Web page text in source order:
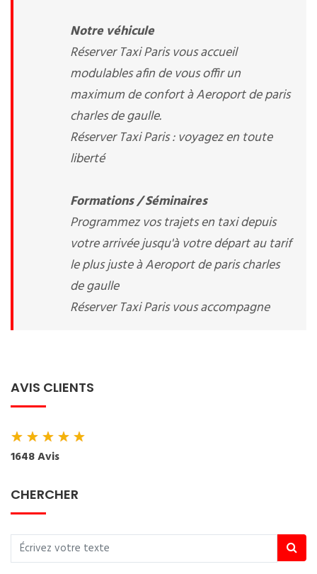
Notre véhicule
Réserver Taxi Paris vous accueil
modulables afin de vous offir un
maximum de confort à Aeroport de paris
charles de gaulle.
Réserver Taxi Paris : voyagez en toute
liberté
Formations / Séminaires
Programmez vos trajets en taxi depuis
votre arrivée jusqu'à votre départ au tarif
le plus juste à Aeroport de paris charles
de gaulle
Réserver Taxi Paris vous accompagne
AVIS CLIENTS
★★★★★
1648 Avis
CHERCHER